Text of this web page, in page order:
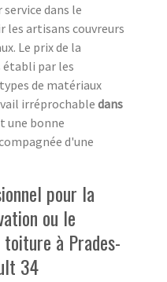
dans le
les artisans couvreurs
Le prix de la
établi par les
de matériaux
irréprochable dans
une bonne
d'une
pour la
ou le
à Prades-
34